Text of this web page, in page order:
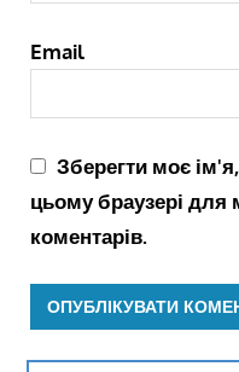
Email
Зберегти моє
цьому браузері для
коментарів.